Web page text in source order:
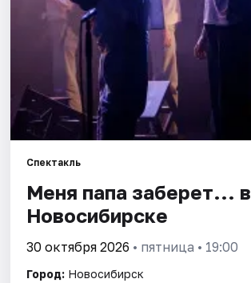
Города
Площадки
Артисты
Спектакль
Меня папа заберет... в
Новосибирске
30 октября 2026 • пятница • 19:00
Город: Новосибирск